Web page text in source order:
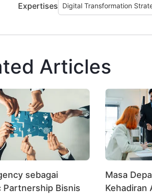
Expertises Digital Transformation
Articles
sebagai
Partnership Bisnis
Masa
Kehadiran